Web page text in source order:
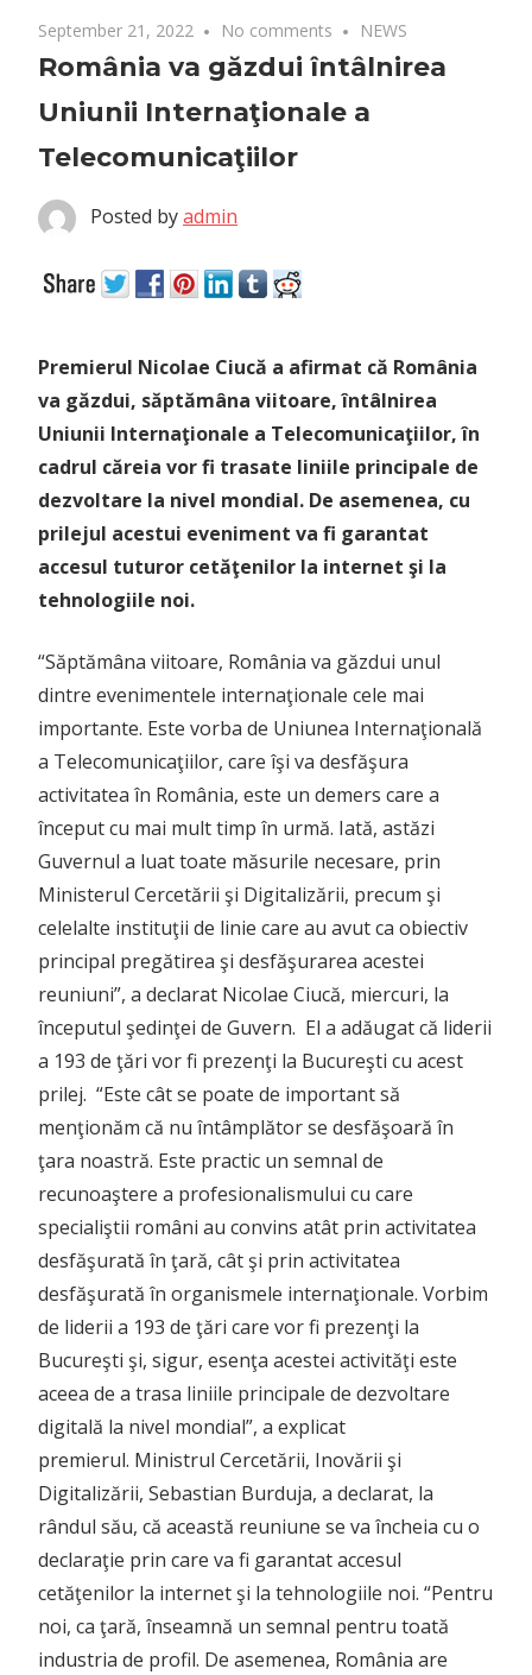
September 21, 2022 No comments NEWS
România va găzdui întâlnirea
Uniunii Internaţionale a
Telecomunicaţiilor
Posted byadmin
Premierul Nicolae Ciucă a afirmat că România
va găzdui, săptămâna viitoare, întâlnirea
Uniunii Internaţionale a Telecomunicaţiilor, în
cadrul căreia vor fi trasate liniile principale de
dezvoltare la nivel mondial. De asemenea, cu
prilejul acestui eveniment va fi garantat
accesul tuturor cetăţenilor la internet şi la
tehnologiile noi.
“Săptămâna viitoare, România va găzdui unul
dintre evenimentele internaţionale cele mai
importante. Este vorba de Uniunea Internaţională
a Telecomunicaţiilor, care îşi va desfăşura
activitatea în România, este un demers care a
început cu mai mult timp în urmă. Iată, astăzi
Guvernul a luat toate măsurile necesare, prin
Ministerul Cercetării şi Digitalizării, precum şi
celelalte instituţii de linie care au avut ca obiectiv
principal pregătirea şi desfăşurarea acestei
reuniuni”, a declarat Nicolae Ciucă, miercuri, la
începutul şedinţei de Guvern. El a adăugat că liderii
a 193 de ţări vor fi prezenţi la Bucureşti cu acest
prilej. “Este cât se poate de important să
menţionăm că nu întâmplător se desfăşoară în
ţara noastră. Este practic un semnal de
recunoaştere a profesionalismului cu care
specialiştii români au convins atât prin activitatea
desfăşurată în ţară, cât şi prin activitatea
desfăşurată în organismele internaţionale. Vorbim
de liderii a 193 de ţări care vor fi prezenţi la
Bucureşti şi, sigur, esenţa acestei activităţi este
aceea de a trasa liniile principale de dezvoltare
digitală la nivel mondial”, a explicat
premierul. Ministrul Cercetării, Inovării şi
Digitalizării, Sebastian Burduja, a declarat, la
rândul său, că această reuniune se va încheia cu o
declaraţie prin care va fi garantat accesul
cetăţenilor la internet şi la tehnologiile noi. “Pentru
noi, ca ţară, înseamnă un semnal pentru toată
industria de profil. De asemenea, România are